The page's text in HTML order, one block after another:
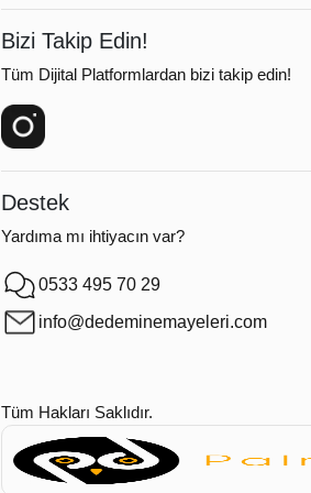
Bizi Takip Edin!
Tüm Dijital Platformlardan bizi takip edin!
Destek
Yardıma mı ihtiyacın var?
0533 495 70 29
info@dedeminemayeleri.com
Tüm Hakları Saklıdır.